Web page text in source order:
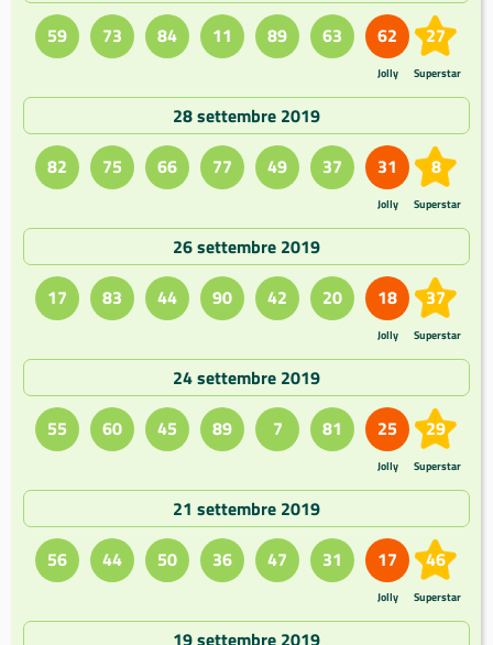
59
73 84 11 89 63 62
Jolly
27
Superstar
28 settembre 2019
82
75 66 77 49 37 31
Jolly
8
Superstar
26 settembre 2019
17
83 44 90 42 20 18
Jolly
37
Superstar
24 settembre 2019
55
60 45 89 7 81 25
Jolly
29
Superstar
21 settembre 2019
56
44 50 36 47 31 17
Jolly
46
Superstar